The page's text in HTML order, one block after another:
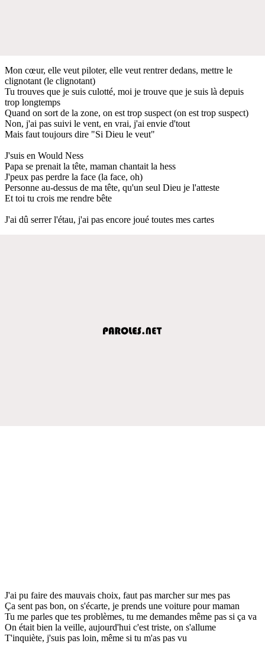
Mon cœur, elle veut piloter, elle veut rentrer dedans, mettre le
clignotant (le clignotant)
Tu trouves que je suis culotté, moi je trouve que je suis là depuis
trop longtemps
Quand on sort de la zone, on est trop suspect (on est trop suspect)
Non, j'ai pas suivi le vent, en vrai, j'ai envie d'tout
Mais faut toujours dire "Si Dieu le veut"
J'suis en Would Ness
Papa se prenait la tête, maman chantait la hess
J'peux pas perdre la face (la face, oh)
Personne au-dessus de ma tête, qu'un seul Dieu je l'atteste
Et toi tu crois me rendre bête
J'ai dû serrer l'étau, j'ai pas encore joué toutes mes cartes
J'ai pu faire des mauvais choix, faut pas marcher sur mes pas
Ça sent pas bon, on s'écarte, je prends une voiture pour maman
Tu me parles que tes problèmes, tu me demandes même pas si ça va
On était bien la veille, aujourd'hui c'est triste, on s'allume
T'inquiète, j'suis pas loin, même si tu m'as pas vu